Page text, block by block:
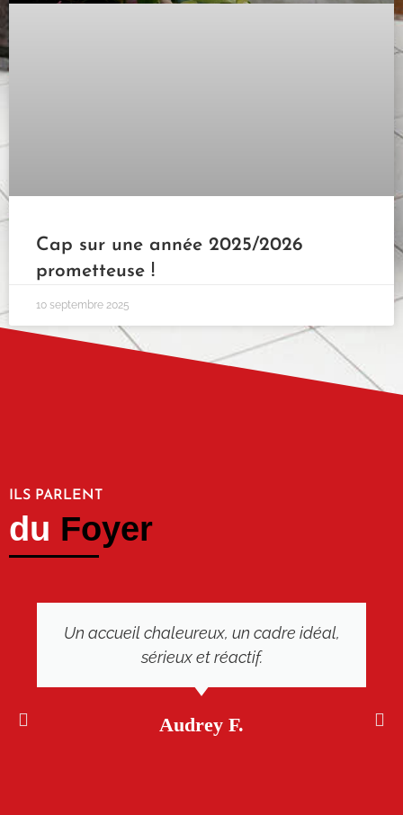
Cap sur une année 2025/2026
prometteuse !
10 septembre 2025
ILS PARLENT
du Foyer
Un accueil chaleureux, un cadre idéal,
sérieux et réactif.
Audrey F.